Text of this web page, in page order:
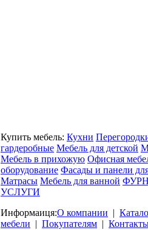
Купить мебель: Кухни
гардеробные Мебель для детской
Мебель в прихожую Офисная
оборудование Фасады и панели
Матрасы Мебель для ванной
УСЛУГИ
Информаиця:О компании |
мебели | Покупателям |